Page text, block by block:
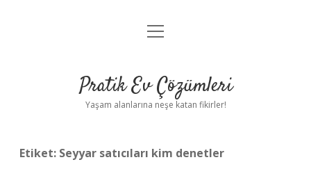
Anasayfa
Yasal Uyarı
menüyü
Pratik Ev Çözümleri
Yaşam alanlarına neşe katan fikirler!
Etiket: Seyyar satıcıları kim denetler